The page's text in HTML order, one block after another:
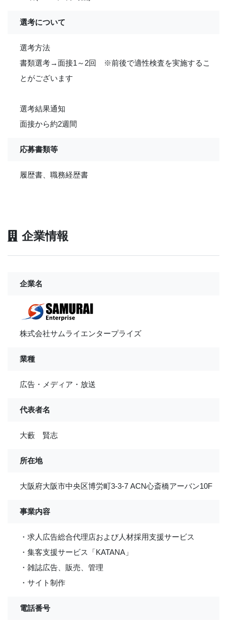
選考について
選考方法
書類選考→面接1～2回 ※前後で適性検査を実施するこ
とがございます
選考結果通知
面接から約2週間
応募書類等
履歴書、職務経歴書
企業情報
企業名
株式会社サムライエンタープライズ
業種
広告・メディア・放送
代表者名
大藪 賢志
所在地
大阪府大阪市中央区博労町3-3-7 ACN心斎橋アーバン10F
事業内容
・求人広告総合代理店および人材採用支援サービス
・集客支援サービス「KATANA」
・雑誌広告、販売、管理
・サイト制作
電話番号